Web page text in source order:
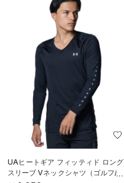
UAヒートギア フィッティド ロング
スリーブ Vネックシャツ（ゴルフ/M